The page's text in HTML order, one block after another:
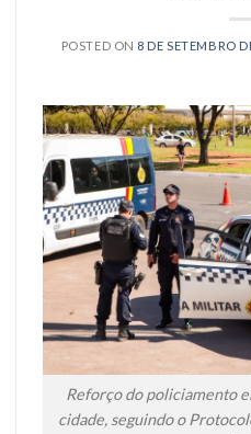
POSTED ON 8 DE SETEMBRO
Reforço do policiamento
cidade, seguindo o